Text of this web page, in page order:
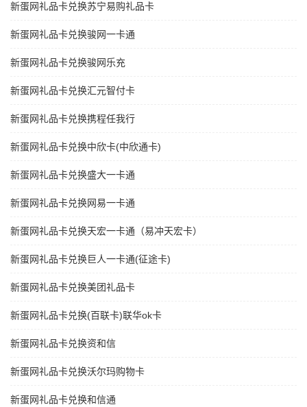
新蛋网礼品卡兑换苏宁易购礼品卡
新蛋网礼品卡兑换骏网一卡通
新蛋网礼品卡兑换骏网乐充
新蛋网礼品卡兑换汇元智付卡
新蛋网礼品卡兑换携程任我行
新蛋网礼品卡兑换中欣卡(中欣通卡)
新蛋网礼品卡兑换盛大一卡通
新蛋网礼品卡兑换网易一卡通
新蛋网礼品卡兑换天宏一卡通（易冲天宏卡）
新蛋网礼品卡兑换巨人一卡通(征途卡)
新蛋网礼品卡兑换美团礼品卡
新蛋网礼品卡兑换(百联卡)联华ok卡
新蛋网礼品卡兑换资和信
新蛋网礼品卡兑换沃尔玛购物卡
新蛋网礼品卡兑换和信通